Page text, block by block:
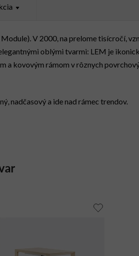
V 2000, na prelome tisícročí,
oblými tvarmi: LEM je
a kovovým rámom v rôznych
nadčasový a ide nad rámec trendov.